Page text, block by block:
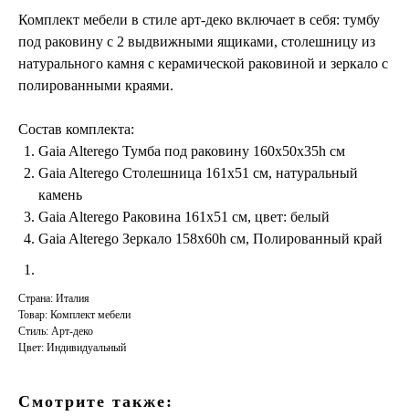
Комплект мебели в стиле арт-деко включает в себя: тумбу
под раковину с 2 выдвижными ящиками, столешницу из
натурального камня с керамической раковиной и зеркало с
полированными краями.
Состав комплекта:
Gaia Alterego Тумба под раковину 160x50x35h см
Gaia Alterego Столешница 161x51 см, натуральный
камень
Gaia Alterego Раковина 161x51 см, цвет: белый
Gaia Alterego Зеркало 158x60h см, Полированный край
Страна: Италия
Товар: Комплект мебели
Стиль: Арт-деко
Цвет: Индивидуальный
Смотрите также: